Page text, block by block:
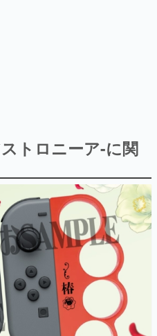
やカルチャーに与えた影響を探る企
ム産業史
史における主要なトピック・タイト
発者へのインタビューや識者による
歴史が一望できる決定版！
ームクリエイターの青春〜
箸』等で知られるマンガ家・田中圭
レポートマンガです。
白い？
氏がゲームの魅力を画面や操作の
していく、硬派で骨太な評論連載
トロニーア-に関